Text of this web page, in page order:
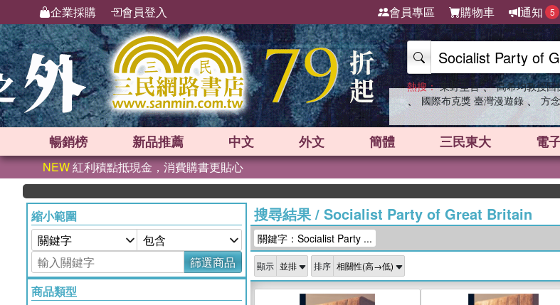
企業採購 會員登入 會員專區 購物車 通知 5
熱搜： 東野圭吾 、 高希均教授回
、 國際布克獎 臺灣漫遊錄 、 方
暢銷榜 新品推薦 中文 外文 簡體 三民東大 電
NEW紅利積點抵現金，消費購書更貼心
英國
縮小範圍
篩選商品
商品類型
搜尋結果/ Socialist Party of Great Britain
關鍵字：Socialist Party ...
顯示 排序